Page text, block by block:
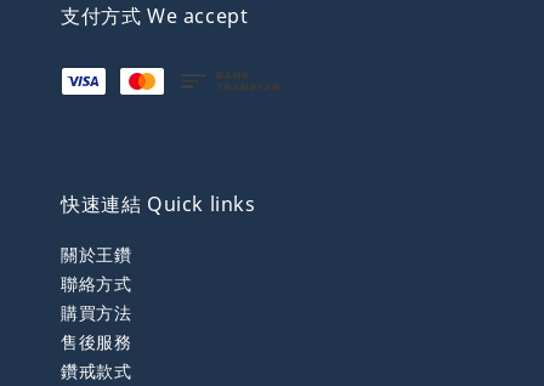
支付方式 We accept
快速連結 Quick links
關於王鑽
聯絡方式
購買方法
售後服務
鑽戒款式